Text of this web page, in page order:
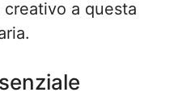
a questa